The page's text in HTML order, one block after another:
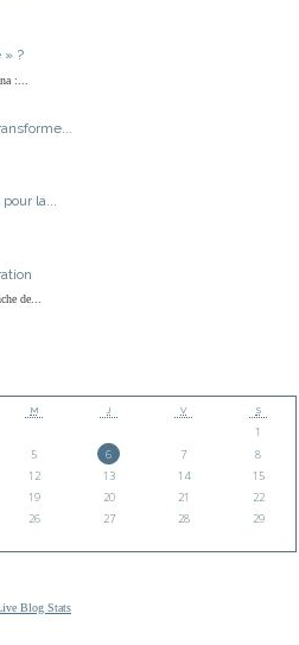
» ?
:...
la...
de...
M J V S
1
5 6 7
8
12 13 14
15
19 20 21
22
26 27 28
29
Blog Stats